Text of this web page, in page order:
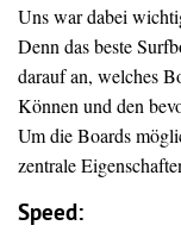
Uns war dabei
Denn das beste
darauf an, welches
Können und den
Um die Boards
zentrale
Speed: